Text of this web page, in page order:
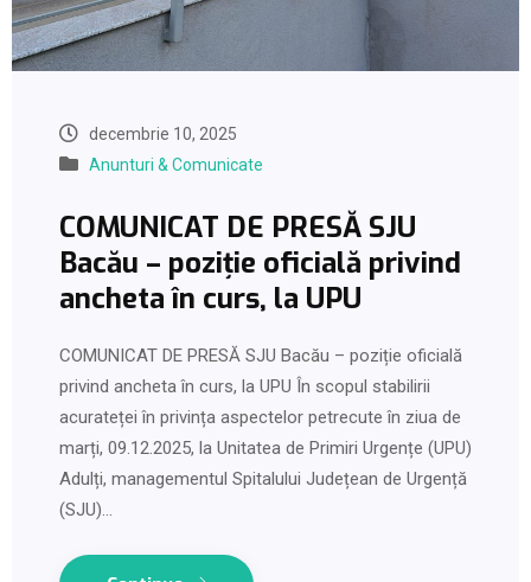
decembrie 10, 2025
Anunturi & Comunicate
COMUNICAT DE PRESĂ SJU
Bacău – poziție oficială privind
ancheta în curs, la UPU
COMUNICAT DE PRESĂ SJU Bacău – poziție oficială
privind ancheta în curs, la UPU În scopul stabilirii
acurateței în privința aspectelor petrecute în ziua de
marți, 09.12.2025, la Unitatea de Primiri Urgențe (UPU)
Adulți, managementul Spitalului Județean de Urgență
(SJU)…